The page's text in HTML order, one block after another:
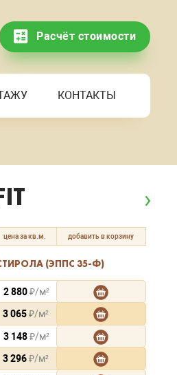
Расчёт стоимости
КОНТАКТЫ
цена за кв.м. добавить в корзину
(ЭППС 35-Ф)
2 880₽/м²
3 065₽/м²
3 148₽/м²
3 296₽/м²